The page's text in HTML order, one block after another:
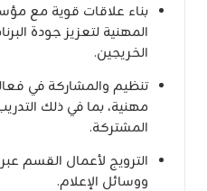
بناء علاقات قوية مع
المهنية لتعزيز جودة
الخريجين.
تنظيم والمشاركة في
مهنية، بما في ذلك
المشتركة.
الترويج لأعمال القسم
ووسائل الإعلام.